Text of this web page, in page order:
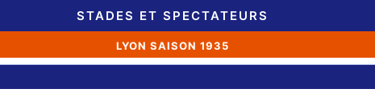
STADES ET SPECTATEURS
LYON SAISON 1935